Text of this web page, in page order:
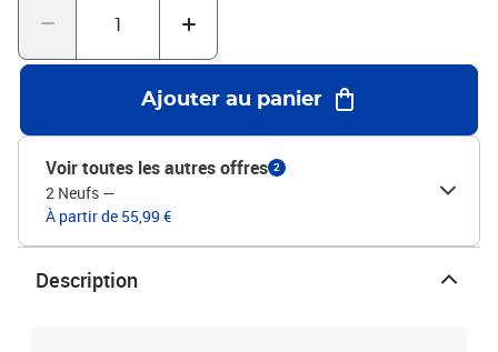
partie avec l'USB continuera à fonctionner comme avant.Chaque
montage facile.Ce produit est doté d'un connecteur USB, mais la
source d'alimentation certifiée de USB 5V n'est pas incluse.Tête de
lit :Couleur : noirMatériau : tissu (100 % polyester), bois
d'ingénierie, bois de mélèze massifMatériau de remplissage :
mousseDimensions : 80 x 7 x 78/88 cm (l x P x H)Bande LED
:Longueur : 55 cmTension : c.c. 5 VLongueur du câble USB : 150
cmLongueur du câble d'alimentation : 30 cmIndice IP : IP65Avec
symbole de coupe à ciseauxLa livraison contient :1 x tête de lit1 x
Bande LED
Ajouter au panier
Voir toutes les autres offres 2
2 Neufs —
À partir de 55,99 €
Description